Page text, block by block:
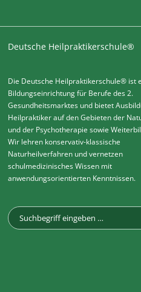
Deutsche Heilpraktikerschule®
Die Deutsche Heilpraktikerschule® ist
Bildungseinrichtung für Berufe des 2.
Gesundheitsmarktes und bietet
Heilpraktiker auf den Gebieten der
und der Psychotherapie sowie
Wir lehren konservativ-klassische
Naturheilverfahren und vernetzen
schulmedizinisches Wissen mit
anwendungsorientierten Kenntnissen.